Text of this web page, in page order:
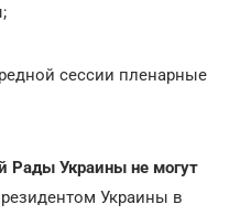
сессии пленарные
Рады Украины не могут
Украины в